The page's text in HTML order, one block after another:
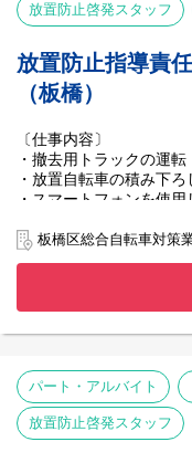
放置防止啓発スタッフ
放置防止指導責
（板橋）
〔仕事内容〕
・撤去用トラックの運転
・放置自転車の積み下ろ
・スマートフォンを使
板橋区総合自転車対策
パート・アルバイト
放置防止啓発スタッフ